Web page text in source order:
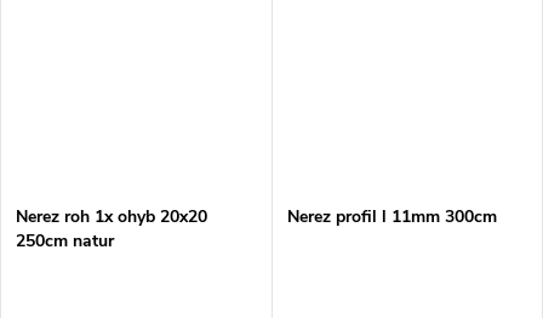
Nerez roh 1x ohyb 20x20
250cm natur
Nerez profil l 11mm 300cm